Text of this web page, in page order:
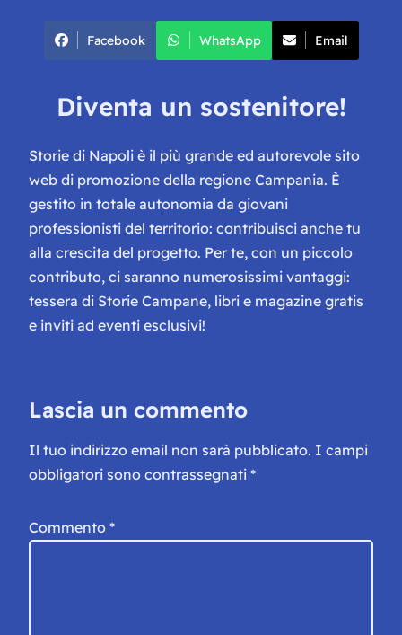
Facebook WhatsApp Email
Diventa un sostenitore!
Storie di Napoli è il più grande ed autorevole sito
web di promozione della regione Campania. È
gestito in totale autonomia da giovani
professionisti del territorio: contribuisci anche tu
alla crescita del progetto. Per te, con un piccolo
contributo, ci saranno numerosissimi vantaggi:
tessera di Storie Campane, libri e magazine gratis
e inviti ad eventi esclusivi!
Lascia un commento
Il tuo indirizzo email non sarà pubblicato. I campi
obbligatori sono contrassegnati *
Commento *